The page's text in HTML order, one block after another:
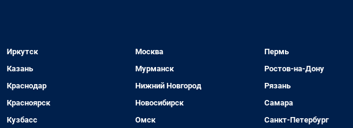
Иркутск
Казань
Краснодар
Красноярск
Кузбасс
Москва
Мурманск
Нижний Новгород
Новосибирск
Омск
Пермь
Ростов-на-Дону
Рязань
Самара
Санкт-Петербург